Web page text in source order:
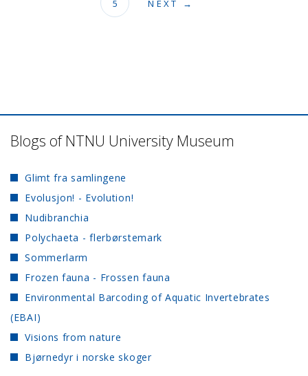
5 NEXT →
Blogs of NTNU University Museum
Glimt fra samlingene
Evolusjon! - Evolution!
Nudibranchia
Polychaeta - flerbørstemark
Sommerlarm
Frozen fauna - Frossen fauna
Environmental Barcoding of Aquatic Invertebrates
(EBAI)
Visions from nature
Bjørnedyr i norske skoger